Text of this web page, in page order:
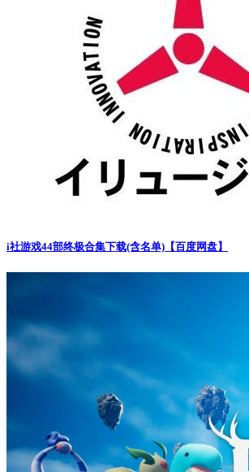
i社游戏44部终极合集下载(含名单)【百度网盘】